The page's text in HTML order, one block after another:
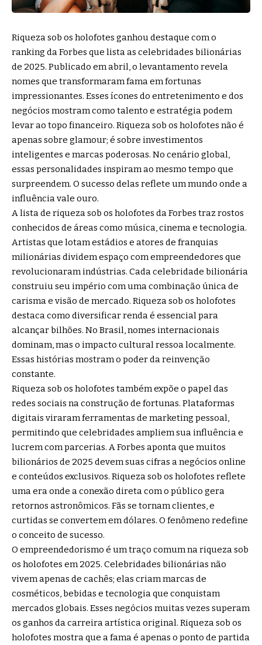
Riqueza sob os holofotes ganhou destaque com o
ranking da Forbes que lista as celebridades bilionárias
de 2025. Publicado em abril, o levantamento revela
nomes que transformaram fama em fortunas
impressionantes. Esses ícones do entretenimento e dos
negócios mostram como talento e estratégia podem
levar ao topo financeiro. Riqueza sob os holofotes não é
apenas sobre glamour; é sobre investimentos
inteligentes e marcas poderosas. No cenário global,
essas personalidades inspiram ao mesmo tempo que
surpreendem. O sucesso delas reflete um mundo onde a
influência vale ouro.
A lista de riqueza sob os holofotes da Forbes traz rostos
conhecidos de áreas como música, cinema e tecnologia.
Artistas que lotam estádios e atores de franquias
milionárias dividem espaço com empreendedores que
revolucionaram indústrias. Cada celebridade bilionária
construiu seu império com uma combinação única de
carisma e visão de mercado. Riqueza sob os holofotes
destaca como diversificar renda é essencial para
alcançar bilhões. No Brasil, nomes internacionais
dominam, mas o impacto cultural ressoa localmente.
Essas histórias mostram o poder da reinvenção
constante.
Riqueza sob os holofotes também expõe o papel das
redes sociais na construção de fortunas. Plataformas
digitais viraram ferramentas de marketing pessoal,
permitindo que celebridades ampliem sua influência e
lucrem com parcerias. A Forbes aponta que muitos
bilionários de 2025 devem suas cifras a negócios online
e conteúdos exclusivos. Riqueza sob os holofotes reflete
uma era onde a conexão direta com o público gera
retornos astronômicos. Fãs se tornam clientes, e
curtidas se convertem em dólares. O fenômeno redefine
o conceito de sucesso.
O empreendedorismo é um traço comum na riqueza sob
os holofotes em 2025. Celebridades bilionárias não
vivem apenas de cachês; elas criam marcas de
cosméticos, bebidas e tecnologia que conquistam
mercados globais. Esses negócios muitas vezes superam
os ganhos da carreira artística original. Riqueza sob os
holofotes mostra que a fama é apenas o ponto de partida